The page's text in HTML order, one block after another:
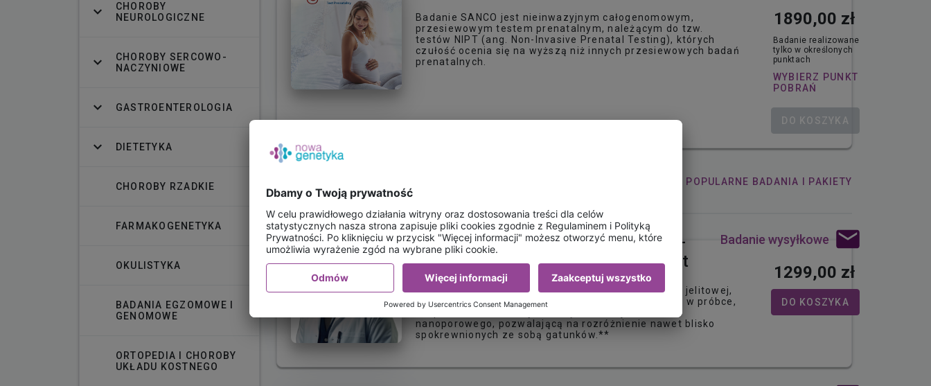
CHOROBY
NEUROLOGICZNE
CHOROBY SERCOWO-
NACZYNIOWE
GASTROENTEROLOGIA
DIETETYKA
CHOROBY RZADKIE
FARMAKOGENETYKA
OKULISTYKA
BADANIA EGZOMOWE I
GENOMOWE
ORTOPEDIA I CHOROBY
UKŁADU KOSTNEGO
Badanie SANCO jest nieinwazyjnym całogenomowym,
przesiewowym testem prenatalnym, należącym do tzw.
testów NIPT (ang. Non-Invasive Prenatal Testing), których
czułość ocenia się na wyższą niż innych przesiewowych badań
prenatalnych.
1890,00 zł
Badanie realizowane
tylko w określonych
punktach
WYBIERZ PUNKT
POBRAŃ
DO KOSZYKA
POPULARNE BADANIA I PAKIETY
BADANIA WYSYŁKOWE
e-Pakiet wysyłkowy - NANOBIOME -
badanie genetyczne mikrobiomu jelit
**NANOBIOME jest pierwszym badaniem mikroflory jelitowej,
opartym na analizie pełnego DNA bakterii obecnych w próbce,
w oparciu o unikatową metodę sekwencjonowania
nanoporowego, pozwalającą na rozróżnienie nawet blisko
spokrewnionych ze sobą gatunków.**
Badanie wysyłkowe
1299,00 zł
DO KOSZYKA